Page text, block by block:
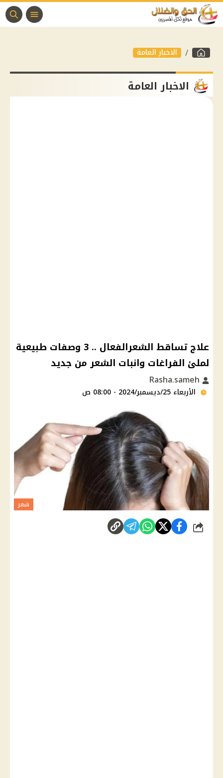
الاخبار العامة
الاخبار العامة
علاج تساقط الشعرالفعال .. 3 وصفات طبيعية
لملئ الفراغات وانبات الشعر من جديد
الأربعاء 25/ديسمبر/2024 - 08:00 ص
شعر
شارك